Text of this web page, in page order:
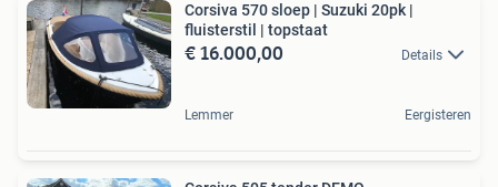
Corsiva 570 sloep | Suzuki 20pk |
fluisterstil | topstaat
€ 16.000,00 Details
Lemmer Eergisteren